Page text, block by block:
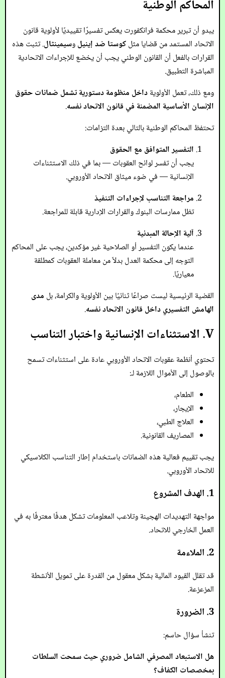
المحاكم الوطنية
يبدو أن تبرير محكمة فرانكفورت يعكس تفسيرًا تقييديًا لأولوية قانون
الاتحاد المستمد من قضايا مثلكوستا ضد إينيلوسيمينثال. تثبت هذه
القرارات بالفعل أن القانون الوطني يجب أن يخضع للإجراءات الاتحادية
المباشرة التطبيق.
ومع ذلك، تعمل الأولويةداخل منظومة دستورية تشمل ضمانات حقوق
الإنسان الأساسية المضمنة في قانون الاتحاد نفسه.
تحتفظ المحاكم الوطنية بالتالي بعدة التزامات:
التفسير المتوافق مع الحقوق
يجب أن تفسر لوائح العقوبات — بما في ذلك الاستثناءات
الإنسانية — في ضوء ميثاق الاتحاد الأوروبي.
مراجعة التناسب لإجراءات التنفيذ
تظل ممارسات البنوك والقرارات الإدارية قابلة للمراجعة.
آلية الإحالة المبدئية
عندما يكون التفسير أو الصلاحية غير مؤكدين، يجب على المحاكم
التوجه إلى محكمة العدل بدلاً من معاملة العقوبات كمطلقة
معياريًا.
القضية الرئيسية ليست صراعًا ثنائيًا بين الأولوية والكرامة، بل مدى
الهامش التفسيري داخل قانون الاتحاد نفسه.
V. الاستثناءات الإنسانية واختبار التناسب
تحتوي أنظمة عقوبات الاتحاد الأوروبي عادة على استثناءات تسمح
بالوصول إلى الأموال اللازمة لـ:
الطعام،
الإيجار،
العلاج الطبي،
المصاريف القانونية.
يجب تقييم فعالية هذه الضمانات باستخدام إطار التناسب الكلاسيكي
للاتحاد الأوروبي.
1. الهدف المشروع
مواجهة التهديدات الهجينة وتلاعب المعلومات تشكل هدفًا معترفًا به في
العمل الخارجي للاتحاد.
2. الملاءمة
قد تقلل القيود المالية بشكل معقول من القدرة على تمويل الأنشطة
المزعزعة.
3. الضرورة
تنشأ سؤال حاسم:
هل الاستبعاد المصرفي الشامل ضروري حيث سمحت السلطات
بمخصصات الكفاف؟